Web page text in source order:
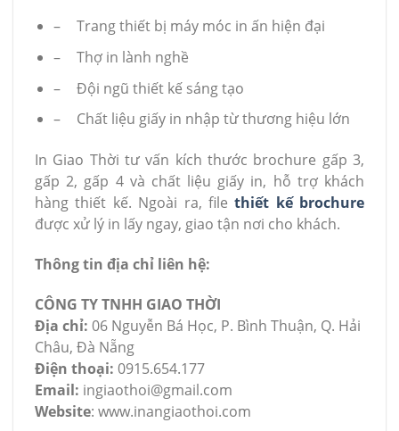
–
Trang thiết bị máy móc in ấn hiện đại
–
Thợ in lành nghề
–
Đội ngũ thiết kế sáng tạo
–
Chất liệu giấy in nhập từ thương hiệu lớn
In Giao Thời tư vấn kích thước brochure gấp 3,
gấp 2, gấp 4 và chất liệu giấy in, hỗ trợ khách
hàng thiết kế. Ngoài ra, filethiết kế brochure
được xử lý in lấy ngay, giao tận nơi cho khách.
Thông tin địa chỉ liên hệ:
CÔNG TY TNHH GIAO THỜI
Địa chỉ: 06 Nguyễn Bá Học, P. Bình Thuận, Q. Hải
Châu, Đà Nẵng
Điện thoại: 0915.654.177
Email: ingiaothoi@gmail.com
Website: www.inangiaothoi.com